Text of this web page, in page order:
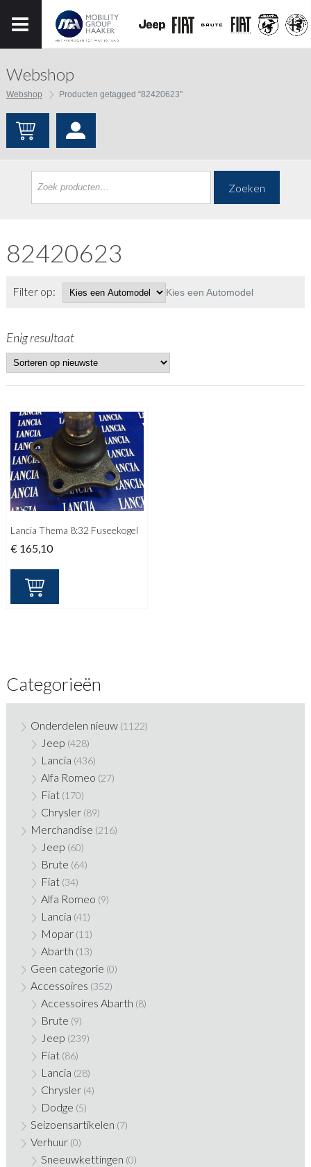
Webshop
Webshop Producten getagged “82420623”
Zoeken
82420623
Filter op: Kies een Automodel
Enig resultaat
Lancia Thema 8:32 Fuseekogel
€ 165,10
Categorieën
Onderdelen nieuw (1122)
Jeep (428)
Lancia (436)
Alfa Romeo (27)
Fiat (170)
Chrysler (89)
Merchandise (216)
Jeep (60)
Brute (64)
Fiat (34)
Alfa Romeo (9)
Lancia (41)
Mopar (11)
Abarth (13)
Geen categorie (0)
Accessoires (352)
Accessoires Abarth (8)
Brute (9)
Jeep (239)
Fiat (86)
Lancia (28)
Chrysler (4)
Dodge (5)
Seizoensartikelen (7)
Verhuur (0)
Sneeuwkettingen (0)